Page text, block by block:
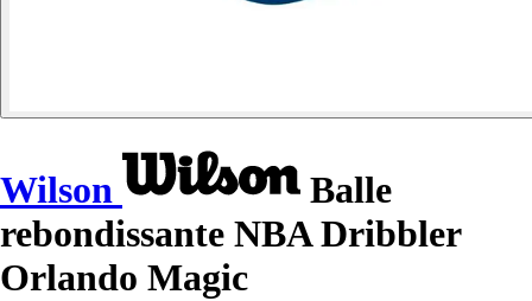
Wilson
Balle
rebondissante NBA Dribbler
Orlando Magic